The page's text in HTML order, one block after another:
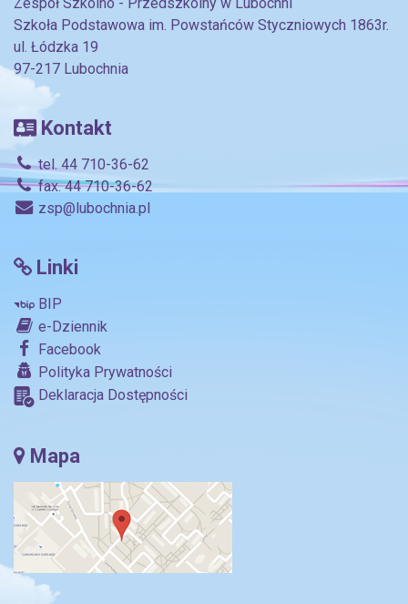
Szkoła Podstawowa im. Powstańców Styczniowych 1863r.
ul. Łódzka 19
97-217 Lubochnia
Kontakt
tel. 44 710-36-62
fax. 44 710-36-62
zsp@lubochnia.pl
Linki
BIP
e-Dziennik
Facebook
Polityka Prywatności
Deklaracja Dostępności
Mapa